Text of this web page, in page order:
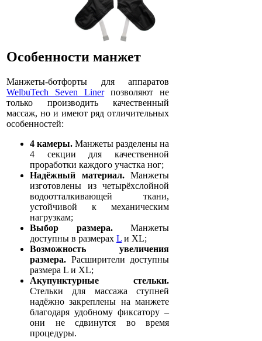
Особенности манжет
Манжеты-ботфорты для аппаратов
WelbuTech Seven Linerпозволяют не
только производить качественный
массаж, но и имеют ряд отличительных
особенностей:
4 камеры. Манжеты разделены на
4 секции для качественной
проработки каждого участка ног;
Надёжный материал.Манжеты
изготовлены из четырёхслойной
водоотталкивающей ткани,
устойчивой к механическим
нагрузкам;
Выбор размера.Манжеты
доступны в размерах L и XL;
Возможность увеличения
размера. Расширители доступны
размера L и XL;
Акупунктурные стельки.
Стельки для массажа ступней
надёжно закреплены на манжете
благодаря удобному фиксатору –
они не сдвинутся во время
процедуры.